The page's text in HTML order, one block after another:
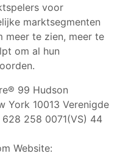
voor
marktsegmenten
meer te zien, meer te
om al hun
99 Hudson
York 10013 Verenigde
258 0071(VS) 44
Website: